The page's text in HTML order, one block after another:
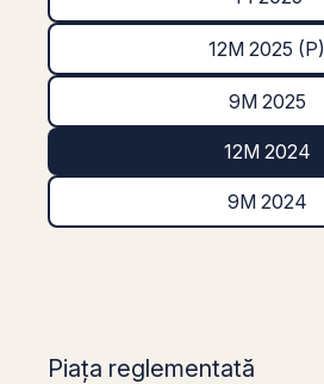
12M 2025 (P)
9M 2025
12M 2024
9M 2024
Piața reglementată